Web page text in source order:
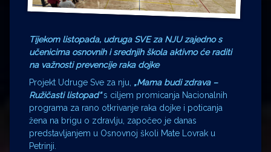
Miroslav Šantek
Tijekom listopada, udruga SVE za NJU zajedno s
učenicima osnovnih i srednjih škola aktivno će raditi
na važnosti prevencije raka dojke
Projekt Udruge Sve za nju, „Mama budi zdrava –
Ružičasti listopad“s ciljem promicanja Nacionalnih
programa za rano otkrivanje raka dojke i poticanja
žena na brigu o zdravlju, započeo je danas
predstavljanjem u Osnovnoj školi Mate Lovrak u
Petrinji.